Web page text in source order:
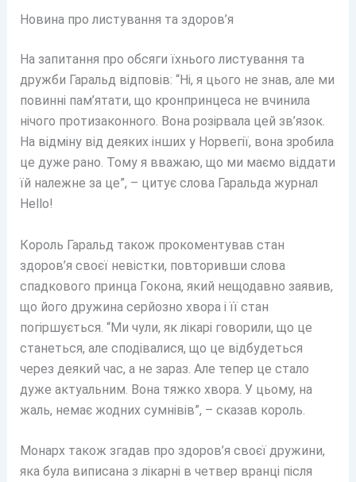
Новина про листування та здоров’я
На запитання про обсяги їхнього листування та
дружби Гаральд відповів: “Ні, я цього не знав, але ми
повинні пам’ятати, що кронпринцеса не вчинила
нічого протизаконного. Вона розірвала цей зв’язок.
На відміну від деяких інших у Норвегії, вона зробила
це дуже рано. Тому я вважаю, що ми маємо віддати
їй належне за це”, – цитує слова Гаральда журнал
Hello!
Король Гаральд також прокоментував стан
здоров’я своєї невістки, повторивши слова
спадкового принца Гокона, який нещодавно заявив,
що його дружина серйозно хвора і її стан
погіршується. “Ми чули, як лікарі говорили, що це
станеться, але сподівалися, що це відбудеться
через деякий час, а не зараз. Але тепер це стало
дуже актуальним. Вона тяжко хвора. У цьому, на
жаль, немає жодних сумнівів”, – сказав король.
Монарх також згадав про здоров’я своєї дружини,
яка була виписана з лікарні в четвер вранці після